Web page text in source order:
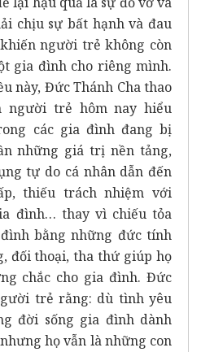
chịu sự bất hạnh và đau
người trẻ không còn
gia đình cho riêng mình.
này, Đức Thánh Cha thao
người trẻ hôm nay hiểu
các gia đình đang bị
những giá trị nền tảng,
tự do cá nhân dẫn đến
thiếu trách nhiệm với
đình… thay vì chiếu tỏa
bằng những đức tính
đối thoại, tha thứ giúp họ
chắc cho gia đình. Đức
trẻ rằng: dù tình yêu
đời sống gia đình dành
họ vẫn là những con